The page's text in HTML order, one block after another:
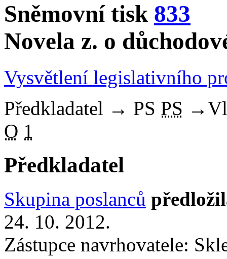
Sněmovní tisk 833
Novela z. o
Vysvětlení legislativního
Předkladatel → PS PS →
O 1
Předkladatel
Skupina poslanců
24. 10. 2012.
Zástupce navrhovatele: